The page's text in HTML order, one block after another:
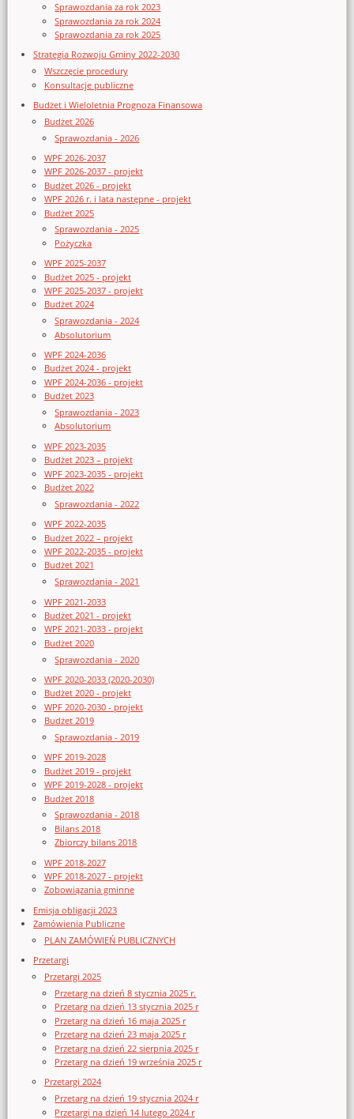
Sprawozdania za rok 2023
Sprawozdania za rok 2024
Sprawozdania za rok 2025
Strategia Rozwoju Gminy 2022-2030
Wszczęcie procedury
Konsultacje publiczne
Budżet i Wieloletnia Prognoza Finansowa
Budżet 2026
Sprawozdania - 2026
WPF 2026-2037
WPF 2026-2037 - projekt
Budżet 2026 - projekt
WPF 2026 r. i lata następne - projekt
Budżet 2025
Sprawozdania - 2025
Pożyczka
WPF 2025-2037
Budżet 2025 - projekt
WPF 2025-2037 - projekt
Budżet 2024
Sprawozdania - 2024
Absolutorium
WPF 2024-2036
Budżet 2024 - projekt
WPF 2024-2036 - projekt
Budżet 2023
Sprawozdania - 2023
Absolutorium
WPF 2023-2035
Budżet 2023 – projekt
WPF 2023-2035 - projekt
Budżet 2022
Sprawozdania - 2022
WPF 2022-2035
Budżet 2022 – projekt
WPF 2022-2035 - projekt
Budżet 2021
Sprawozdania - 2021
WPF 2021-2033
Budżet 2021 - projekt
WPF 2021-2033 - projekt
Budżet 2020
Sprawozdania - 2020
WPF 2020-2033 (2020-2030)
Budżet 2020 - projekt
WPF 2020-2030 - projekt
Budżet 2019
Sprawozdania - 2019
WPF 2019-2028
Budżet 2019 - projekt
WPF 2019-2028 - projekt
Budżet 2018
Sprawozdania - 2018
Bilans 2018
Zbiorczy bilans 2018
WPF 2018-2027
WPF 2018-2027 - projekt
Zobowiązania gminne
Emisja obligacji 2023
Zamówienia Publiczne
PLAN ZAMÓWIEŃ PUBLICZNYCH
Przetargi
Przetargi 2025
Przetarg na dzień 8 stycznia 2025 r.
Przetarg na dzień 13 stycznia 2025 r
Przetarg na dzień 16 maja 2025 r
Przetarg na dzień 23 maja 2025 r
Przetarg na dzień 22 sierpnia 2025 r
Przetarg na dzień 19 września 2025 r
Przetargi 2024
Przetarg na dzień 19 stycznia 2024 r
Przetargi na dzień 14 lutego 2024 r